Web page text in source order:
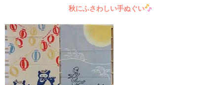
秋にふさわしい手ぬぐい